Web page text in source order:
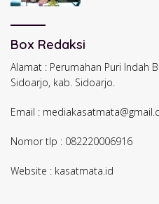
Box Redaksi
Alamat : Perumahan Puri Indah
Sidoarjo, kab. Sidoarjo.
Email :
Nomor tlp : 082220006916
Website : kasatmata.id